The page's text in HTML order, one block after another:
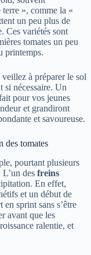
», comme la «
un peu plus de
Ces variétés sont
tomates un peu
printemps.
à préparer le sol
si nécessaire. Un
pour vos jeunes
et grandiront
et savoureuse.
des tomates
pourtant plusieurs
des freins
En effet,
et un début de
sprint sans s’être
avant que les
ralentie, et